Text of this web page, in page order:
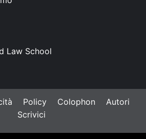
Law School
Policy Colophon
Autori
Scrivici